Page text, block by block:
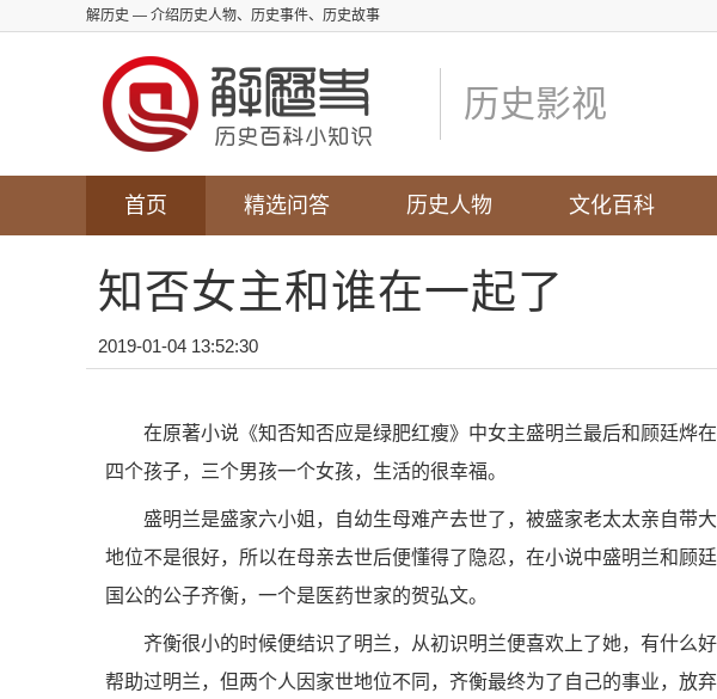
解历史 — 介绍历史人物、历史事件、历史故事
历史影视
首页 精选问答 历史人物 文化百科
知否女主和谁在一起了
2019-01-04 13:52:30
在原著小说《知否知否应是绿肥红瘦》中女主盛明兰最后和顾廷烨
四个孩子，三个男孩一个女孩，生活的很幸福。
盛明兰是盛家六小姐，自幼生母难产去世了，被盛家老太太亲自带
地位不是很好，所以在母亲去世后便懂得了隐忍，在小说中盛明兰和顾
国公的公子齐衡，一个是医药世家的贺弘文。
齐衡很小的时候便结识了明兰，从初识明兰便喜欢上了她，有什么
帮助过明兰，但两个人因家世地位不同，齐衡最终为了自己的事业，放